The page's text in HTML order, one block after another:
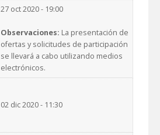
27 oct 2020 - 19:00
Observaciones: La presentación de
ofertas y solicitudes de participación
se llevará a cabo utilizando medios
electrónicos.
02 dic 2020 - 11:30